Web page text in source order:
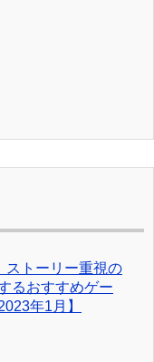
ストーリー重視の
るおすすめゲー
年1月】